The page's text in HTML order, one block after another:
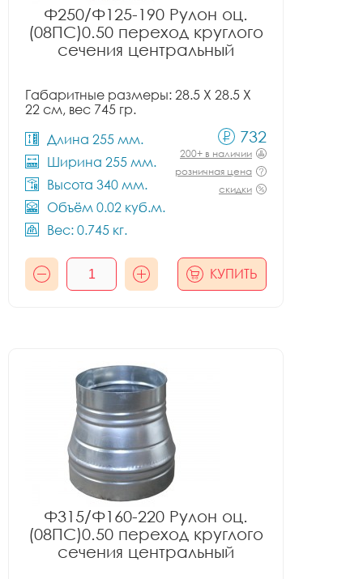
Ф250/Ф125-190 Рулон оц.
(08ПС)0.50 переход круглого
сечения центральный
Габаритные размеры: 28.5 X 28.5 X
22 см, вес 745 гр.
Длина 255 мм.
Ширина 255 мм.
Высота 340 мм.
Объём 0.02 куб.м.
Вес: 0.745 кг.
732
200+ в наличии
розничная цена
скидки
КУПИТЬ
Ф315/Ф160-220 Рулон оц.
(08ПС)0.50 переход круглого
сечения центральный